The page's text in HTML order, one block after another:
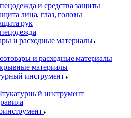
и средства защиты
лица, глаз, головы
рук
и расходные материалы
и расходные материалы
материалы
инструмент
инструмент